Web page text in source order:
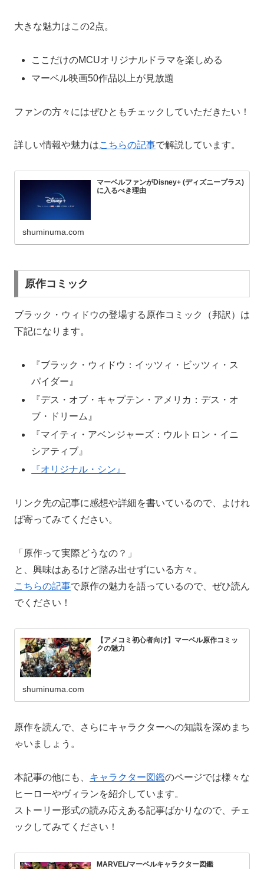
大きな魅力はこの2点。
ここだけのMCUオリジナルドラマを楽しめる
マーベル映画50作品以上が見放題
ファンの方々にはぜひともチェックしていただきたい！
詳しい情報や魅力はこちらの記事で解説しています。
マーベルファンがDisney+ (ディズニープラス)
に入るべき理由
shuminuma.com
原作コミック
ブラック・ウィドウの登場する原作コミック（邦訳）は
下記になります。
『ブラック・ウィドウ：イッツィ・ビッツィ・ス
パイダー』
『デス・オブ・キャプテン・アメリカ：デス・オ
ブ・ドリーム』
『マイティ・アベンジャーズ：ウルトロン・イニ
シアティブ』
『オリジナル・シン』
リンク先の記事に感想や詳細を書いているので、よけれ
ば寄ってみてください。
「原作って実際どうなの？」
と、興味はあるけど踏み出せずにいる方々。
こちらの記事で原作の魅力を語っているので、ぜひ読ん
でください！
【アメコミ初心者向け】マーベル原作コミッ
クの魅力
shuminuma.com
原作を読んで、さらにキャラクターへの知識を深めまち
ゃいましょう。
本記事の他にも、 キャラクター図鑑のページでは様々な
ヒーローやヴィランを紹介しています。
ストーリー形式の読み応えある記事ばかりなので、チェ
ックしてみてください！
MARVEL/マーベルキャラクター図鑑